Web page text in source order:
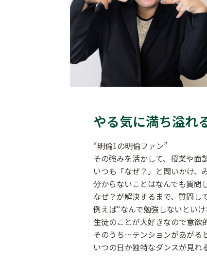
やる気に満ち溢れ
“明倫1の明倫ファン”
その強みを活かして、授業や面
いつも「なぜ？」と問いかけ
分からないことはなんでも質問
なぜ？が解決するまで、質問し
例えば“なんで勉強しないとい
生徒のことが大好きなので意欲
そのうち…テンションがあがる
いつの日か独特なダンスが見れ